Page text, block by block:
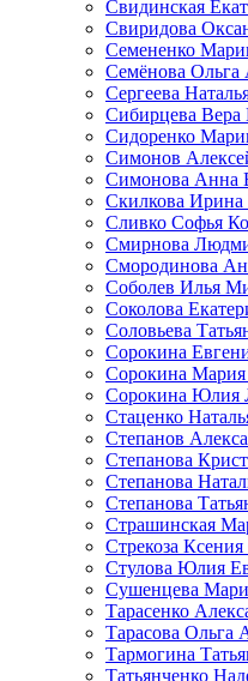
Свидинская
Свиридова
Семененко
Семёнова Ольга
Сергеева
Сибирцева Вера
Сидоренко
Симонов
Симонова Анна
Скилкова Ирина
Сливко Софья
Смирнова
Смородинова
Соболев Илья
Соколова
Соловьева
Сорокина
Сорокина Мария
Сорокина Юлия
Стаценко
Степанов
Степанова
Степанова
Степанова
Страшинская
Стрекоза Ксения
Стулова Юлия
Сушенцева
Тарасенко
Тарасова Ольга
Тармогина
Татьянченко